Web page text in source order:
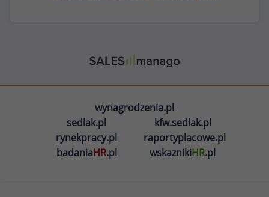
wynagrodzenia.pl
sedlak.pl
kfw.sedlak.pl
rynekpracy.pl
raportyplacowe.pl
badaniaHR.pl wskaznikiHR.pl